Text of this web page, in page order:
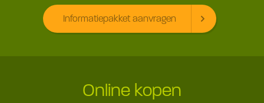
Informatiepakket aanvragen
Online kopen